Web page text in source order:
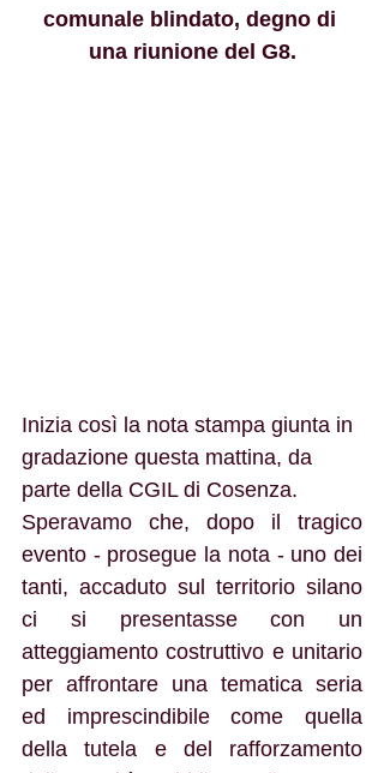
comunale blindato, degno di
una riunione del G8.
Inizia così la nota stampa giunta in
gradazione questa mattina, da
parte della CGIL di Cosenza.
Speravamo che, dopo il tragico
evento - prosegue la nota - uno dei
tanti, accaduto sul territorio silano
ci si presentasse con un
atteggiamento costruttivo e unitario
per affrontare una tematica seria
ed imprescindibile come quella
della tutela e del rafforzamento